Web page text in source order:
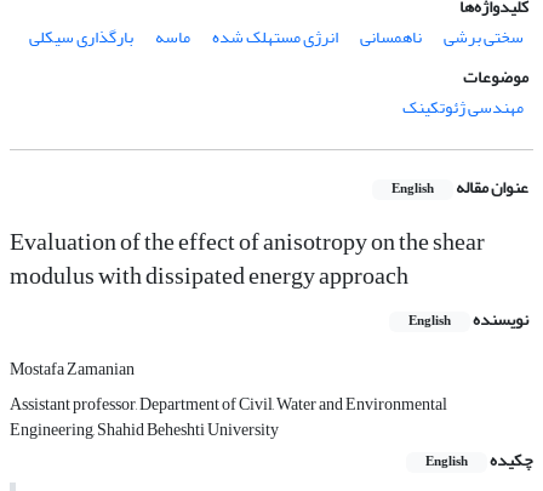
کلیدواژه‌ها
سختی برشی
ناهمسانی انرژی مستهلک شده ماسه
بارگذاری سیکلی
موضوعات
مهندسی ژئوتکینک
عنوان مقاله English
Evaluation of the effect of anisotropy on the shear
modulus with dissipated energy approach
نویسنده English
Mostafa Zamanian
Assistant professor, Department of Civil, Water and Environmental
Engineering, Shahid Beheshti University
چکیده
English